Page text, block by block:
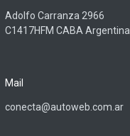
Adolfo Carranza 2966
C1417HFM CABA Argentina
Mail
conecta@autoweb.com.ar